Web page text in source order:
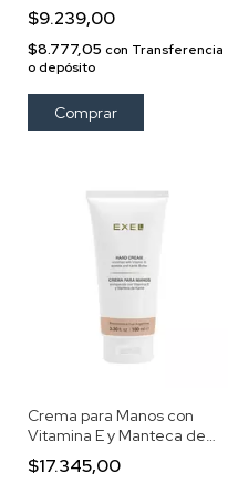
$9.239,00
$8.777,05 con Transferencia
o depósito
Crema para Manos con
Vitamina E y Manteca de
Karité
$17.345,00